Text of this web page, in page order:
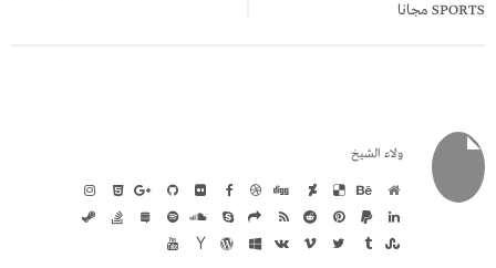
SPORTS مجانا
ولاء الشيخ